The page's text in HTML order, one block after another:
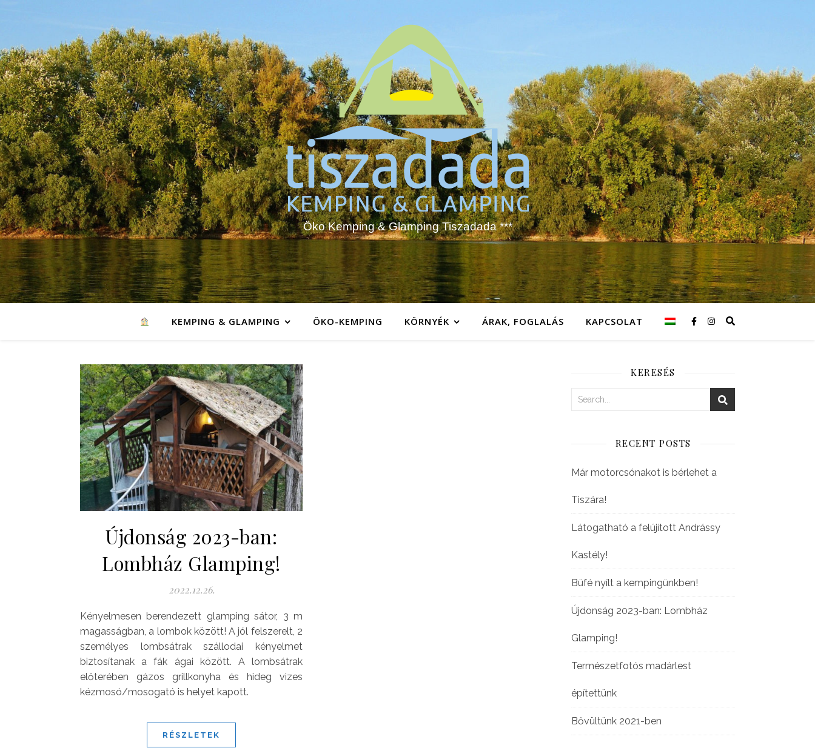
Öko Kemping & Glamping Tiszadada ***
KEMPING & GLAMPING ÖKO-KEMPING KÖRNYÉK ÁRAK, FOGLALÁS KAPCSOLAT
Újdonság 2023-ban:
Lombház Glamping!
2022.12.26.
Kényelmesen berendezett glamping sátor, 3 m
magasságban, a lombok között! A jól felszerelt, 2
személyes lombsátrak szállodai kényelmet
biztosítanak a fák ágai között. A lombsátrak
előterében gázos grillkonyha és hideg vizes
kézmosó/mosogató is helyet kapott.
RÉSZLETEK
KERESÉS
RECENT POSTS
Már motorcsónakot is bérlehet a
Tiszára!
Látogatható a felújított Andrássy
Kastély!
Büfé nyílt a kempingünkben!
Újdonság 2023-ban: Lombház
Glamping!
Természetfotós madárlest
építettünk
Bővültünk 2021-ben